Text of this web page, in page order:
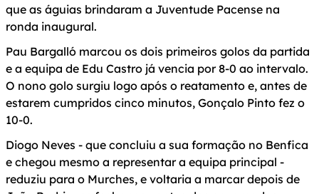
que as águias brindaram a Juventude Pacense na
ronda inaugural.
Pau Bargalló marcou os dois primeiros golos da partida
e a equipa de Edu Castro já vencia por 8-0 ao intervalo.
O nono golo surgiu logo após o reatamento e, antes de
estarem cumpridos cinco minutos, Gonçalo Pinto fez o
10-0.
Diogo Neves - que concluiu a sua formação no Benfica
e chegou mesmo a representar a equipa principal -
reduziu para o Murches, e voltaria a marcar depois de